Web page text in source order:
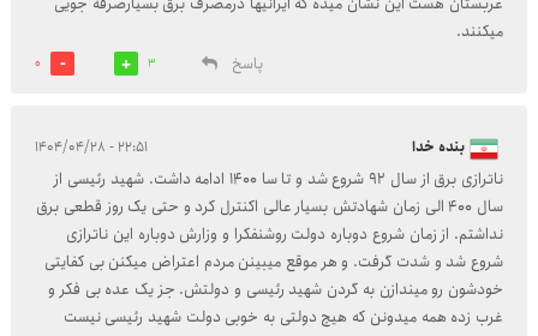
میکنند.
پاسخ
3
0
بنده خدا ۲۲:۵۱ - ۱۴۰۴/۰۴/۲۸
ناترازی برق از سال 92 شروع شد و تا سا 1400 ادامه داشت. شهید رئیسی از
سال 400 الی زمان شهادتش بسیار عالی اکنترل کرد و حتی یک روز قطعی برق
نداشتم. از زمان شروع دوباره دولت روشنفکرا و وزارش دوباره این ناترازی
شروع شد و شدت گرفت. و هر موقع میبینن مردم اعتراض میکنن بی کفایتی
خودشون رو میندازن به گردن شهید رئیسی و دولتش. جز یک عده بی فکر و
غرب زده همه میدونن که هیچ دولتی به خوبی دولت شهید رئیسی نیست